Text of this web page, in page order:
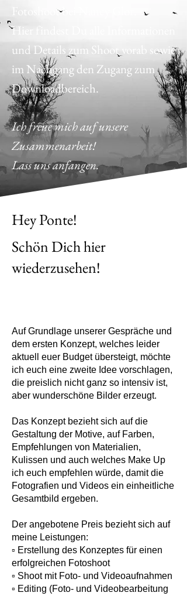
Fotoshoot bei Nancy Glor.
Hier findest Du alle Informationen
und Details zum Shoot vorab sowie
im Nachgang den Zugang zum
Downloadbereich.
Ich freue mich auf unsere
Zusammenarbeit!
Lass uns anfangen.
Hey Ponte!
Schön Dich hier
wiederzusehen!
Auf Grundlage unserer Gespräche und
dem ersten Konzept, welches leider
aktuell euer Budget übersteigt, möchte
ich euch eine zweite Idee vorschlagen,
die preislich nicht ganz so intensiv ist,
aber wunderschöne Bilder erzeugt.
Das Konzept bezieht sich auf die
Gestaltung der Motive, auf Farben,
Empfehlungen von Materialien,
Kulissen und auch welches Make Up
ich euch empfehlen würde, damit die
Fotografien und Videos ein einheitliche
Gesamtbild ergeben.
Der angebotene Preis bezieht sich auf
meine Leistungen:
▫️ Erstellung des Konzeptes für einen
erfolgreichen Fotoshoot
▫️ Shoot mit Foto- und Videoaufnahmen
▫️ Editing (Foto- und Videobearbeitung